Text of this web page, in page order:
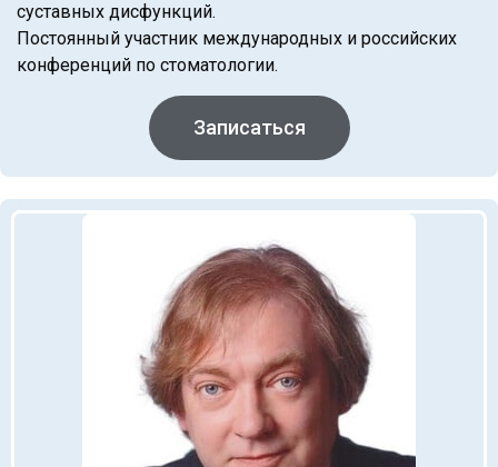
суставных дисфункций.
Постоянный участник международных и российских
конференций по стоматологии.
Записаться